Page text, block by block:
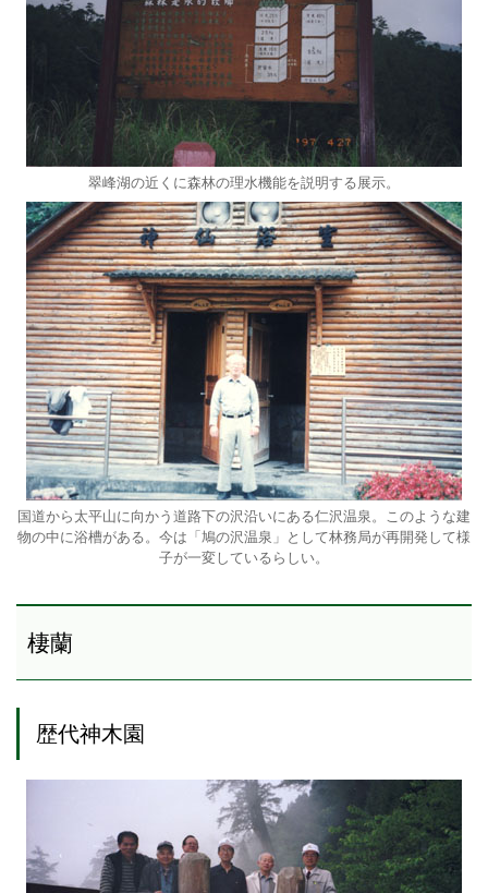
翠峰湖の近くに森林の理水機能を説明する展示。
国道から太平山に向かう道路下の沢沿いにある仁沢温泉。このような建
物の中に浴槽がある。今は「鳩の沢温泉」として林務局が再開発して様
子が一変しているらしい。
棲蘭
歴代神木園